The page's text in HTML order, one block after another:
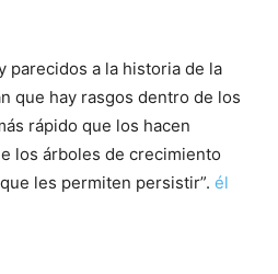
parecidos a la historia de la
que hay rasgos dentro de los
rápido que los hacen
los árboles de crecimiento
les permiten persistir”. él